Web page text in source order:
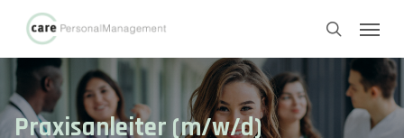
main
content
search
Menu
Praxisanleiter (m/w/d)